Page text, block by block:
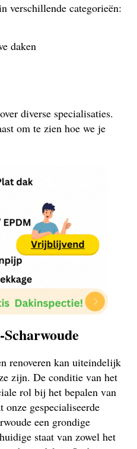
verschillende categorieën:
daken
diverse specialisaties.
om te zien hoe we je
renoveren kan uiteindelijk
zijn. De conditie van het
rol bij het bepalen van
onze gespecialiseerde
een grondige
staat van zowel het